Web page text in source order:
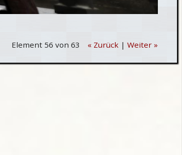
Element 56 von 63 « Zurück |Weiter »